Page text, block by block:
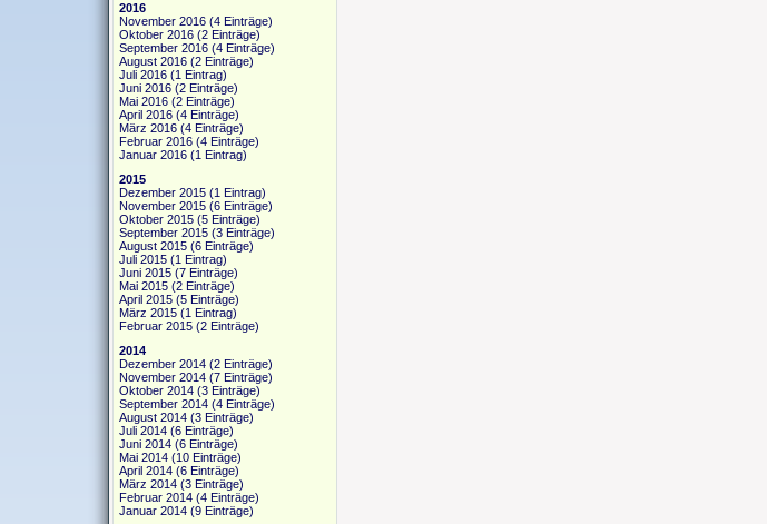
2016
November 2016 (4 Einträge)
Oktober 2016 (2 Einträge)
September 2016 (4 Einträge)
August 2016 (2 Einträge)
Juli 2016 (1 Eintrag)
Juni 2016 (2 Einträge)
Mai 2016 (2 Einträge)
April 2016 (4 Einträge)
März 2016 (4 Einträge)
Februar 2016 (4 Einträge)
Januar 2016 (1 Eintrag)
2015
Dezember 2015 (1 Eintrag)
November 2015 (6 Einträge)
Oktober 2015 (5 Einträge)
September 2015 (3 Einträge)
August 2015 (6 Einträge)
Juli 2015 (1 Eintrag)
Juni 2015 (7 Einträge)
Mai 2015 (2 Einträge)
April 2015 (5 Einträge)
März 2015 (1 Eintrag)
Februar 2015 (2 Einträge)
2014
Dezember 2014 (2 Einträge)
November 2014 (7 Einträge)
Oktober 2014 (3 Einträge)
September 2014 (4 Einträge)
August 2014 (3 Einträge)
Juli 2014 (6 Einträge)
Juni 2014 (6 Einträge)
Mai 2014 (10 Einträge)
April 2014 (6 Einträge)
März 2014 (3 Einträge)
Februar 2014 (4 Einträge)
Januar 2014 (9 Einträge)